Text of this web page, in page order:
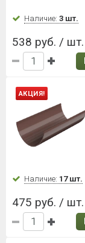
Наличие: 3 шт.
538 руб. / шт.
АКЦИЯ!
Наличие: 17 шт.
475 руб. / шт.